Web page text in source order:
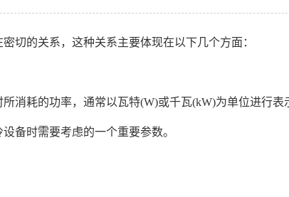
切的关系，这种关系主要体现在以下几个方面：
耗的功率，通常以瓦特(W)或千瓦(kW)为单位进行表
备时需要考虑的一个重要参数。